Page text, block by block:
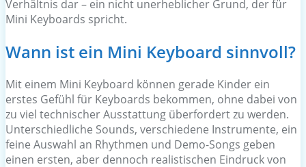
Verhältnis dar – ein nicht unerheblicher Grund, der für
Mini Keyboards spricht.
Wann ist ein Mini Keyboard sinnvoll?
Mit einem Mini Keyboard können gerade Kinder ein
erstes Gefühl für Keyboards bekommen, ohne dabei von
zu viel technischer Ausstattung überfordert zu werden.
Unterschiedliche Sounds, verschiedene Instrumente, ein
feine Auswahl an Rhythmen und Demo-Songs geben
einen ersten, aber dennoch realistischen Eindruck von